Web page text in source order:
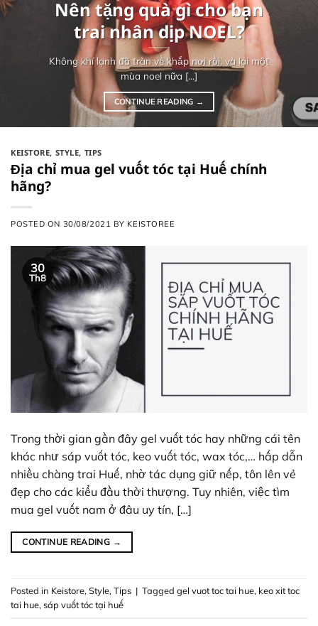
Nên tặng quà gì cho bạn
trai nhân dịp NOEL?
Không khí lạnh đã tràn về khắp nơi rồi, và lại một
mùa noel nữa [...]
CONTINUE READING →
KEISTORE, STYLE, TIPS
Địa chỉ mua gel vuốt tóc tại Huế chính
hãng?
POSTED ON 30/08/2021 BY KEISTOREE
30
Th8
Trong thời gian gần đây gel vuốt tóc hay những cái tên
khác như sáp vuốt tóc, keo vuốt tóc, wax tóc,… hấp dẫn
nhiều chàng trai Huế, nhờ tác dụng giữ nếp, tôn lên vẻ
đẹp cho các kiểu đầu thời thượng. Tuy nhiên, việc tìm
mua gel vuốt nam ở đâu uy tín, […]
CONTINUE READING →
Posted in Keistore, Style, Tips | Tagged gel vuot toc tai hue, keo xit toc
tai hue, sáp vuốt tóc tại huế